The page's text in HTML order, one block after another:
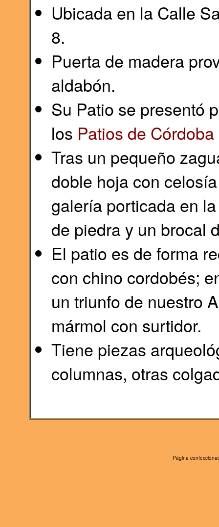
Ubicada en la Calle
8.
Puerta de madera
aldabón.
Su Patio se presentó
los Patios de Córdoba
Tras un pequeño
doble hoja con
galería porticada en
de piedra y un brocal
El patio es de forma
con chino cordobés;
un triunfo de nuestro
mármol con surtidor.
Tiene piezas
columnas, otras
Página